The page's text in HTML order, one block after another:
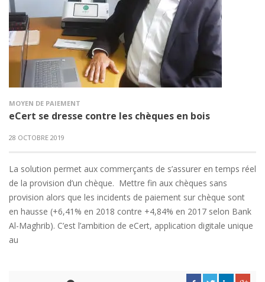
MOYEN DE PAIEMENT
eCert se dresse contre les chèques en bois
28 OCTOBRE 2019
La solution permet aux commerçants de s’assurer en temps réel
de la provision d’un chèque. Mettre fin aux chèques sans
provision alors que les incidents de paiement sur chèque sont
en hausse (+6,41% en 2018 contre +4,84% en 2017 selon Bank
Al-Maghrib). C’est l’ambition de eCert, application digitale unique
au